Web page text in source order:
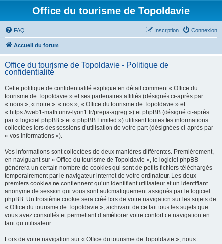
Office du tourisme de Topoldavie
FAQ Connexion
Inscription
Accueil du forum
Office du tourisme de Topoldavie - Politique de
confidentialité
Cette politique de confidentialité explique en détail comment « Office du
tourisme de Topoldavie » et ses partenaires affiliés (désignés ci-après par
« nous », « notre », « nos », « Office du tourisme de Topoldavie » et
« https://web1-math.univ-lyon1.fr/prepa-agreg ») et phpBB (désigné ci-après
par « logiciel phpBB » et « phpBB Limited ») utilisent toutes les informations
collectées lors des sessions d’utilisation de votre part (désignées ci-après par
« vos informations »).
Vos informations sont collectées de deux manières différentes. Premièrement,
en naviguant sur « Office du tourisme de Topoldavie », le logiciel phpBB
génèrera un certain nombre de cookies qui sont de petits fichiers téléchargés
temporairement par le navigateur internet de votre ordinateur. Les deux
premiers cookies ne contiennent qu’un identifiant utilisateur et un identifiant
anonyme de session qui vous sont automatiquement assignés par le logiciel
phpBB. Un troisième cookie sera créé lors de votre navigation sur les sujets de
« Office du tourisme de Topoldavie », archivant de ce fait tous les sujets que
vous avez consultés et permettant d’améliorer votre confort de navigation en
tant qu’utilisateur.
Lors de votre navigation sur « Office du tourisme de Topoldavie », nous